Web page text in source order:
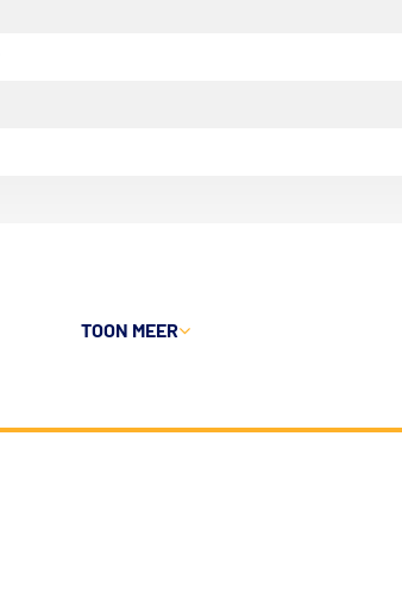
TOON MEER